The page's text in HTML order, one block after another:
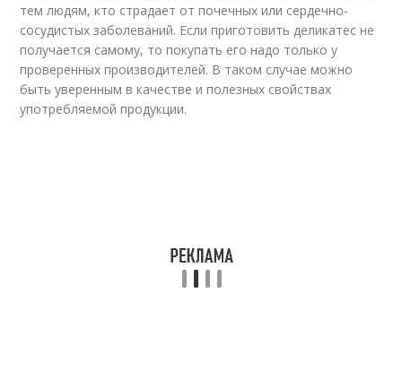
тем людям, кто страдает от почечных или сердечно-
сосудистых заболеваний. Если приготовить деликатес не
получается самому, то покупать его надо только у
проверенных производителей. В таком случае можно
быть уверенным в качестве и полезных свойствах
употребляемой продукции.